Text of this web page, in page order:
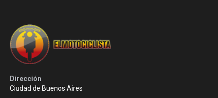
Dirección
Ciudad de Buenos Aires